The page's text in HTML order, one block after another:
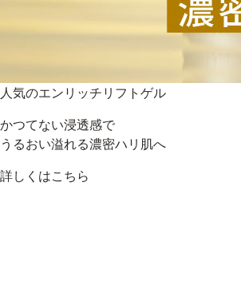
人気のエンリッチリフトゲル
かつてない浸透感で
うるおい溢れる濃密ハリ肌へ
詳しくはこちら